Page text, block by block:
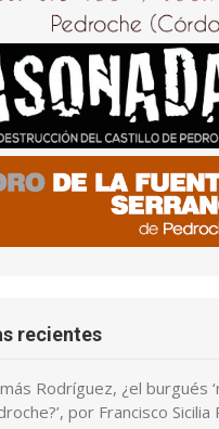
recientes
Rodríguez, ¿el burgués
por Francisco Sicilia